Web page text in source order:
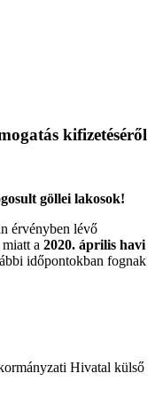
kifizetéséről
göllei lakosok!
érvényben lévő
a 2020. április havi
időpontokban fognak
Hivatal külső